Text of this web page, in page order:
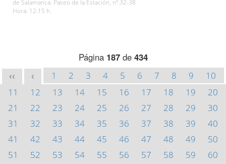
de Salamanca. Paseo de la Estación, nº 32-38
Hora: 12:15 h.
Página 187de 434
<< < 1 2 3 4 5 6 7 8 9
10
11
12 13 14 15 16 17 18 19
20
21
22 23 24 25 26 27 28 29
30
31
32 33 34 35 36 37 38 39
40
41
42 43 44 45 46 47 48 49
50
51
52 53 54 55 56 57 58 59
60